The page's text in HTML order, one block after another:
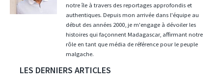
notre île à travers des reportages approfondis et
authentiques. Depuis mon arrivée dans l'équipe au
début des années 2000, je m'engage à dévoiler les
histoires qui façonnent Madagascar, affirmant notre
rôle en tant que média de référence pour le peuple
malgache.
LES DERNIERS ARTICLES